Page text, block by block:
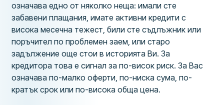
означава едно от няколко неща: имали сте
забавени плащания, имате активни кредити с
висока месечна тежест, били сте съдлъжник или
поръчител по проблемен заем, или старо
задължение още стои в историята Ви. За
кредитора това е сигнал за по-висок риск. За Вас
означава по-малко оферти, по-ниска сума, по-
кратък срок или по-висока обща цена.